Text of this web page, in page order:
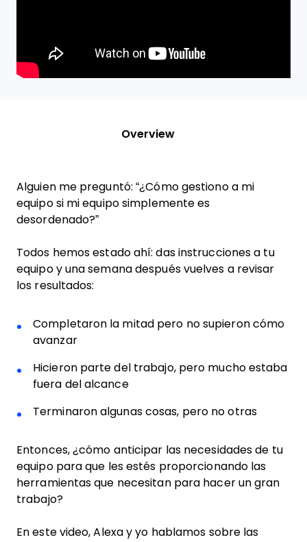
Overview
Alguien me preguntó: “¿Cómo gestiono a mi
equipo si mi equipo simplemente es
desordenado?”
Todos hemos estado ahí: das instrucciones a tu
equipo y una semana después vuelves a revisar
los resultados:
Completaron la mitad pero no supieron cómo
avanzar
Hicieron parte del trabajo, pero mucho estaba
fuera del alcance
Terminaron algunas cosas, pero no otras
Entonces, ¿cómo anticipar las necesidades de tu
equipo para que les estés proporcionando las
herramientas que necesitan para hacer un gran
trabajo?
En este video, Alexa y yo hablamos sobre las